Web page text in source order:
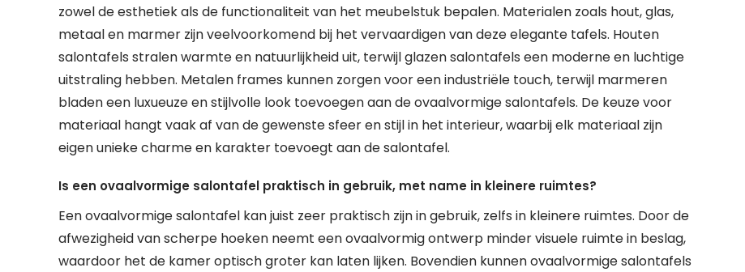
zowel de esthetiek als de functionaliteit van het meubelstuk bepalen. Materialen zoals hout, glas,
metaal en marmer zijn veelvoorkomend bij het vervaardigen van deze elegante tafels. Houten
salontafels stralen warmte en natuurlijkheid uit, terwijl glazen salontafels een moderne en luchtige
uitstraling hebben. Metalen frames kunnen zorgen voor een industriële touch, terwijl marmeren
bladen een luxueuze en stijlvolle look toevoegen aan de ovaalvormige salontafels. De keuze voor
materiaal hangt vaak af van de gewenste sfeer en stijl in het interieur, waarbij elk materiaal zijn
eigen unieke charme en karakter toevoegt aan de salontafel.
Is een ovaalvormige salontafel praktisch in gebruik, met name in kleinere ruimtes?
Een ovaalvormige salontafel kan juist zeer praktisch zijn in gebruik, zelfs in kleinere ruimtes. Door de
afwezigheid van scherpe hoeken neemt een ovaalvormig ontwerp minder visuele ruimte in beslag,
waardoor het de kamer optisch groter kan laten lijken. Bovendien kunnen ovaalvormige salontafels